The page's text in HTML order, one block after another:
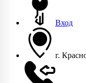
Вход
г.